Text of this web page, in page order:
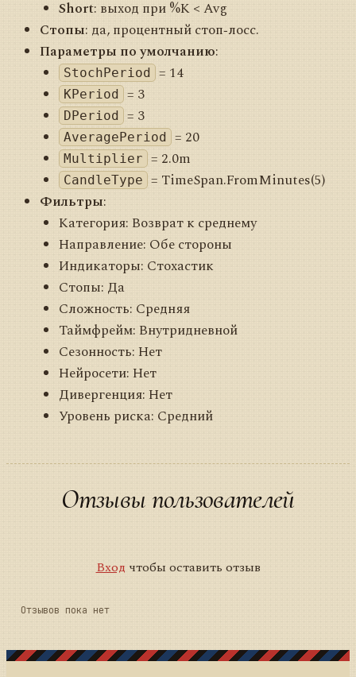
Short: выход при %K < Avg
Стопы: да, процентный стоп‑лосс.
Параметры по умолчанию:
StochPeriod = 14
KPeriod = 3
DPeriod = 3
AveragePeriod = 20
Multiplier = 2.0m
CandleType = TimeSpan.FromMinutes(5)
Фильтры:
Категория: Возврат к среднему
Направление: Обе стороны
Индикаторы: Стохастик
Стопы: Да
Сложность: Средняя
Таймфрейм: Внутридневной
Сезонность: Нет
Нейросети: Нет
Дивергенция: Нет
Уровень риска: Средний
Отзывы пользователей
Вход чтобы оставить отзыв
Отзывов пока нет